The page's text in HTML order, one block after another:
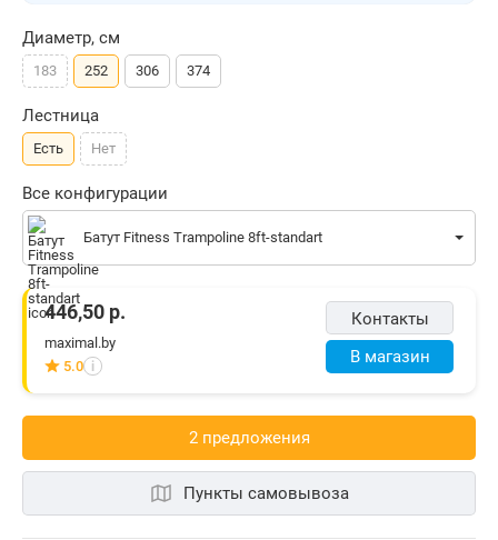
Диаметр, см
183 252 306 374
Лестница
Есть Нет
Все конфигурации
Батут Fitness Trampoline 8ft-standart
Контакты
В магазин
446,50 р.
maximal.by
5.0 i
2 предложения
Пункты самовывоза